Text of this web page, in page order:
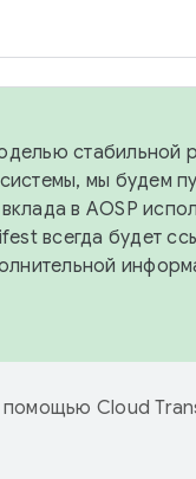
стабильной
мы будем
в AOSP
всегда будет
помощью Cloud